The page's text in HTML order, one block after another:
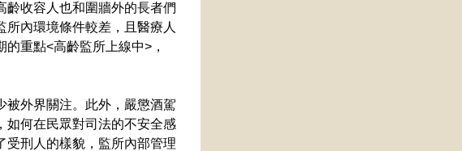
齡收容人也和圍牆外的長者們
內環境條件較差，且醫療人
重點<高齡監所上線中>，
被外界關注。此外，嚴懲酒駕
如何在民眾對司法的不安全感
受刑人的樣貌，監所內部管理